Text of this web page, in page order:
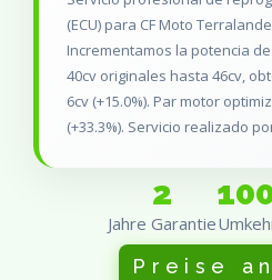
(ECU) para CF Moto
Incrementamos la potencia de
40cv originales hasta 46cv,
6cv (+15.0%). Par motor
(+33.3%). Servicio realizado
2
Jahre Garantie
Preise